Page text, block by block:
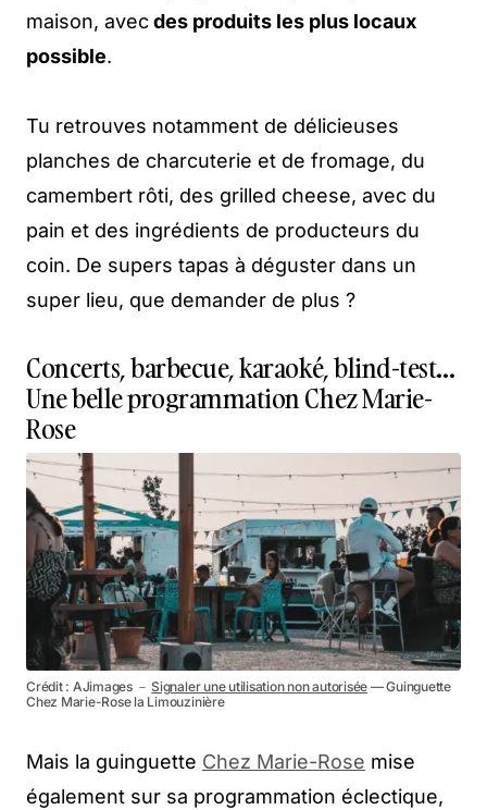
maison, avecdes produits les plus locaux
possible.
Tu retrouves notamment de délicieuses
planches de charcuterie et de fromage, du
camembert rôti, des grilled cheese, avec du
pain et des ingrédients de producteurs du
coin. De supers tapas à déguster dans un
super lieu, que demander de plus ?
Concerts, barbecue, karaoké, blind-test…
Une belle programmation Chez Marie-
Rose
Crédit : AJimages －Signaler une utilisation non autorisée — Guinguette
Chez Marie-Rose la Limouzinière
Mais la guinguette Chez Marie-Rose mise
également sur sa programmation éclectique,